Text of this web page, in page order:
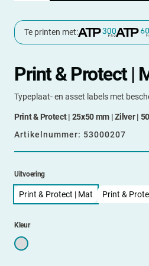
Te printen met:
Print & Protect |
Typeplaat- en asset labels met
Print & Protect | 25x50 mm | Zilver |
Artikelnummer: 53000207
Uitvoering
Print & Protect | Mat Print &
Kleur